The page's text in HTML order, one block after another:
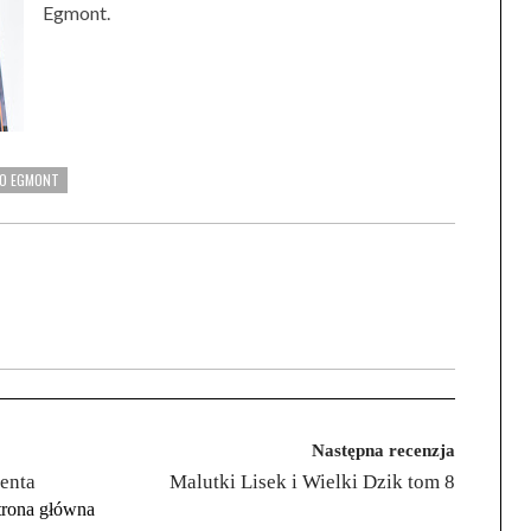
Egmont.
EGMONT
Następna recenzja
Malutki Lisek i Wielki Dzik tom 8
główna